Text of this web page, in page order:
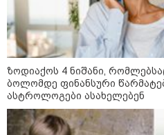
თვე
23:14 /
ზოდიაქოს 4 ნიშანი,
ბოლომდე ფინანსური
ასტროლოგები ასახელებენ